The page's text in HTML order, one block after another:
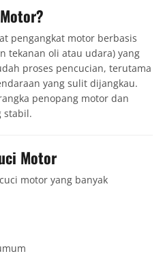
pengangkat motor berbasis
tekanan oli atau udara) yang
proses pencucian, terutama
yang sulit dijangkau.
penopang motor dan
stabil.
Motor
motor yang banyak